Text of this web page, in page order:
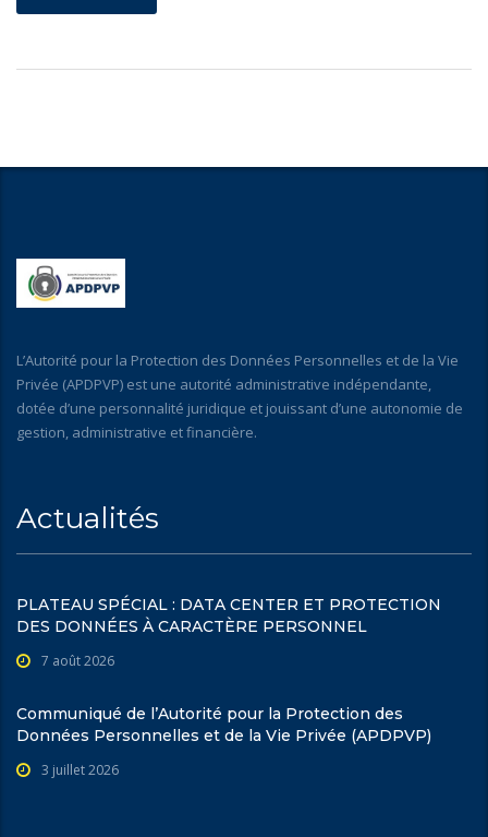
L’Autorité pour la Protection des Données Personnelles et de la Vie
Privée (APDPVP) est une autorité administrative indépendante,
dotée d’une personnalité juridique et jouissant d’une autonomie de
gestion, administrative et financière.
Actualités
PLATEAU SPÉCIAL : DATA CENTER ET PROTECTION
DES DONNÉES À CARACTÈRE PERSONNEL
7 août 2026
Communiqué de l’Autorité pour la Protection des
Données Personnelles et de la Vie Privée (APDPVP)
3 juillet 2026